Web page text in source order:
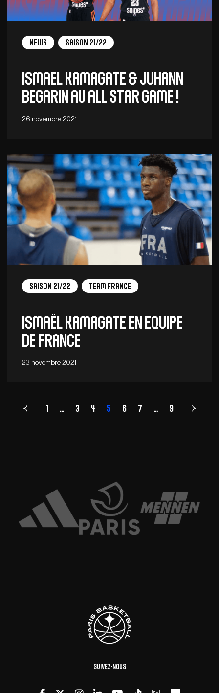
News Saison 21/22
ISMAEL KAMAGATE & JUHANN
BEGARIN AU ALL STAR GAME !
26 novembre 2021
Saison 21/22 Team France
Ismaël Kamagate en Equipe
de France
23 novembre 2021
Page
1 … 3 4 5 6 7 … 9
Suivez-nous